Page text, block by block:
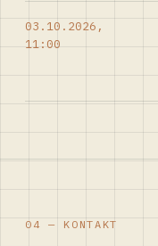
03.10.2026,
11:00
04 — KONTAKT